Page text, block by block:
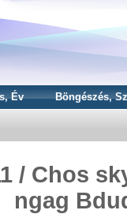
Év Böngészés,
/ Chos
ngag